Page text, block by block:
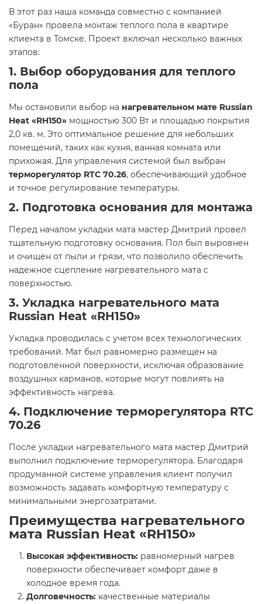
В этот раз наша команда совместно с компанией
«Буран» провела монтаж теплого пола в квартире
клиента в Томске. Проект включал несколько важных
этапов:
1. Выбор оборудования для теплого
пола
Мы остановили выбор на нагревательном мате Russian
Heat «RH150» мощностью 300 Вт и площадью покрытия
2,0 кв. м. Это оптимальное решение для небольших
помещений, таких как кухня, ванная комната или
прихожая. Для управления системой был выбран
терморегулятор RTC 70.26, обеспечивающий удобное
и точное регулирование температуры.
2. Подготовка основания для монтажа
Перед началом укладки мата мастер Дмитрий провел
тщательную подготовку основания. Пол был выровнен
и очищен от пыли и грязи, что позволило обеспечить
надежное сцепление нагревательного мата с
поверхностью.
3. Укладка нагревательного мата
Russian Heat «RH150»
Укладка проводилась с учетом всех технологических
требований. Мат был равномерно размещен на
подготовленной поверхности, исключая образование
воздушных карманов, которые могут повлиять на
эффективность нагрева.
4. Подключение терморегулятора RTC
70.26
После укладки нагревательного мата мастер Дмитрий
выполнил подключение терморегулятора. Благодаря
продуманной системе управления клиент получил
возможность задавать комфортную температуру с
минимальными энергозатратами.
Преимущества нагревательного
мата Russian Heat «RH150»
Высокая эффективность: равномерный нагрев
поверхности обеспечивает комфорт даже в
холодное время года.
Долговечность: качественные материалы